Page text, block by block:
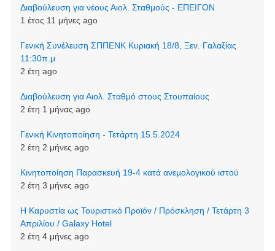
Διαβούλευση για νέους Αιολ. Σταθμούς - ΕΠΕΙΓΟΝ
1 έτος 11 μήνες ago
Γενική Συνέλευση ΣΠΠΕΝΚ Κυριακή 18/8, Ξεν. Γαλαξίας
11:30π.μ
2 έτη ago
Διαβούλευση για Αιολ. Σταθμό στους Στουπαίους
2 έτη 1 μήνας ago
Γενική Κινητοποίηση - Τετάρτη 15.5.2024
2 έτη 2 μήνες ago
Κινητοποίηση Παρασκευή 19-4 κατά ανεμολογικού ιστού
2 έτη 3 μήνες ago
Η Καρυστία ως Τουριστικό Προϊόν / Πρόσκληση / Τετάρτη 3
Απριλίου / Galaxy Hotel
2 έτη 4 μήνες ago